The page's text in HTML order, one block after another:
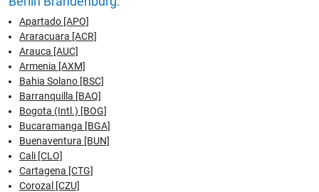
Apartado [APO]
Araracuara [ACR]
Arauca [AUC]
Armenia [AXM]
Bahia Solano [BSC]
Barranquilla [BAQ]
Bogota (Intl.) [BOG]
Bucaramanga [BGA]
Buenaventura [BUN]
Cali [CLO]
Cartagena [CTG]
Corozal [CZU]